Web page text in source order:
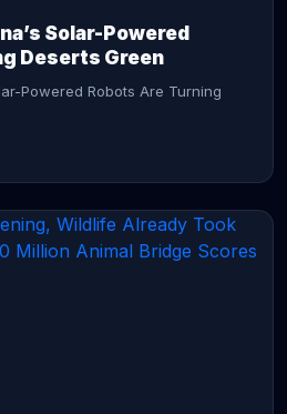
Solar-Powered
Deserts Green
Powered Robots Are Turning